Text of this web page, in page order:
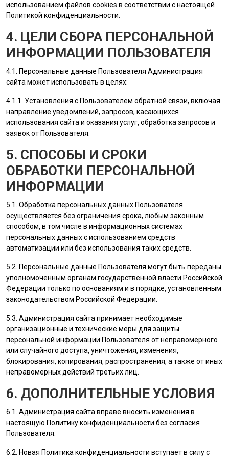
использованием файлов cookies в соответствии с настоящей
Политикой конфиденциальности.
4. ЦЕЛИ СБОРА ПЕРСОНАЛЬНОЙ
ИНФОРМАЦИИ ПОЛЬЗОВАТЕЛЯ
4.1. Персональные данные Пользователя Администрация
сайта может использовать в целях:
4.1.1. Установления с Пользователем обратной связи, включая
направление уведомлений, запросов, касающихся
использования сайта и оказания услуг, обработка запросов и
заявок от Пользователя
5. СПОСОБЫ И СРОКИ
ОБРАБОТКИ ПЕРСОНАЛЬНОЙ
ИНФОРМАЦИИ
5.1. Обработка персональных данных Пользователя
осуществляется без ограничения срока, любым законным
способом, в том числе в информационных системах
персональных данных с использованием средств
автоматизации или без использования таких средств.
5.2. Персональные данные Пользователя могут быть переданы
уполномоченным органам государственной власти Российской
Федерации только по основаниям и в порядке, установленным
законодательством Российской Федерации.
5.3. Администрация сайта принимает необходимые
организационные и технические меры для защиты
персональной информации Пользователя от неправомерного
или случайного доступа, уничтожения, изменения,
блокирования, копирования, распространения, а также от иных
неправомерных действий третьих лиц.
6. ДОПОЛНИТЕЛЬНЫЕ УСЛОВИЯ
6.1. Администрация сайта вправе вносить изменения в
настоящую Политику конфиденциальности без согласия
Пользователя
6.2. Новая Политика конфиденциальности вступает в силу с